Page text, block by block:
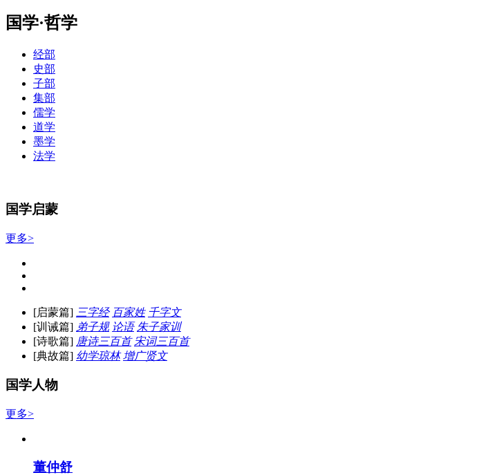
国学·哲学
经部
史部
子部
集部
儒学
道学
墨学
法学
国学启蒙
更多>
[启蒙篇] 三字经 百家姓 千字文
[训诫篇] 弟子规 论语 朱子家训
[诗歌篇] 唐诗三百首 宋词三百首
[典故篇] 幼学琼林 增广贤文
国学人物
更多>
董仲舒